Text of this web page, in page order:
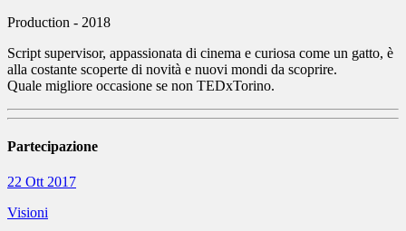
Production - 2018
Script supervisor, appassionata di cinema e curiosa come un gatto, è
alla costante scoperte di novità e nuovi mondi da scoprire.
Quale migliore occasione se non TEDxTorino.
Partecipazione
22 Ott 2017
Visioni